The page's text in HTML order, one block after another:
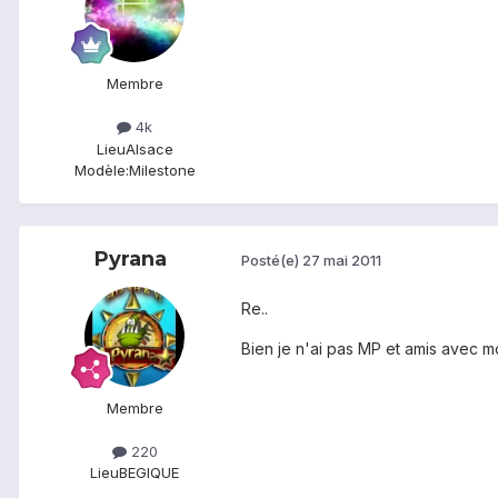
Membre
4k
LieuAlsace
Modèle:Milestone
Pyrana
Membre
220
LieuBEGIQUE
Posté(e) 27 mai 2011
Re..
Bien je n'ai pas MP et amis avec